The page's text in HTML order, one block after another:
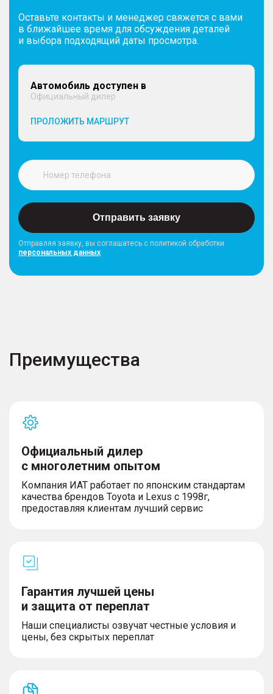
Оставьте контакты и менеджер свяжется с вами
в ближайшее время для обсуждения деталей
и выбора подходящий даты просмотра.
Автомобиль доступен в
Официальный дилер
ПРОЛОЖИТЬ МАРШРУТ
Отправить заявку
Отправляя заявку, вы соглашатесь с политикой обработки
персональных данных
Преимущества
Официальный дилер
с многолетним опытом
Компания ИАТ работает по японским стандартам
качества брендов Toyota и Lexus с 1998г,
предоставляя клиентам лучший сервис
Гарантия лучшей цены
и защита от переплат
Наши специалисты озвучат честные условия и
цены, без скрытых переплат